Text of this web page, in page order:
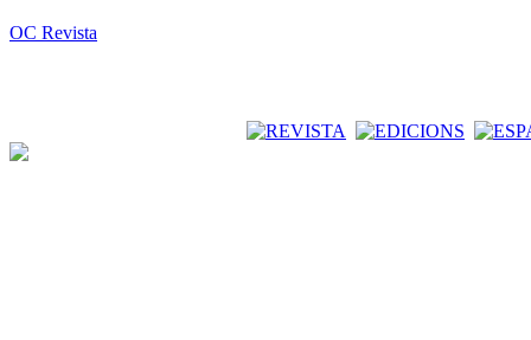
OC Revista